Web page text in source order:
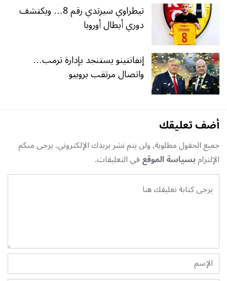
تيطراوي سيرتدي رقم 8… ويكتشف
دوري أبطال أوروبا
إنفانتينو يستنجد بإدارة ترمب…
واتصال مرتقب بروبيو
أضف تعليقك
جميع الحقول مطلوبة, ولن يتم نشر بريدك الإلكتروني. يرجى منكم
الإلتزامبسياسة الموقعفي التعليقات.